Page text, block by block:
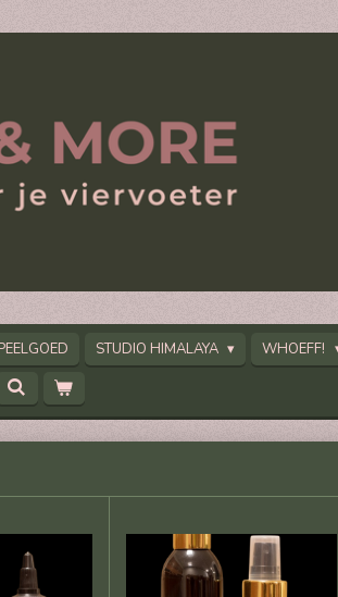
STUDIO HIMALAYA
WHOEFF!